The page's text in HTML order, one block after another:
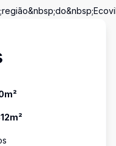
m²
m²
s